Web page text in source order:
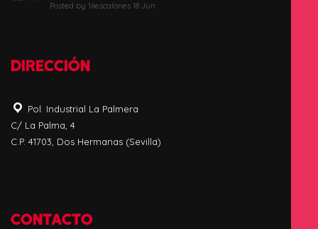
Posted by 16escalones 18 Jun
DIRECCIÓN
Pol. Industrial La Palmera
C/ La Palma, 4
C.P. 41703, Dos Hermanas (Sevilla)
CONTACTO